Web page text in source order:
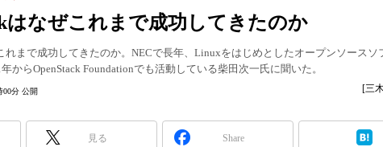
はなぜこれまで成功してきたのか
れまで成功してきたのか。NECで長年、Linuxをはじめとしたオープンソースソ
からOpenStack Foundationでも活動している柴田次一氏に聞いた。
00分 公開 [三
見る Share